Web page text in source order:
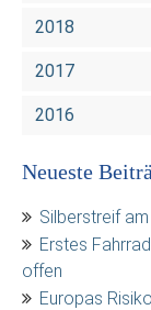
2018
2017
2016
Neueste
Silberstreif
Erstes
offen
Europas